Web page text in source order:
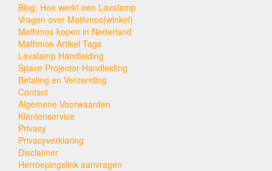
Blog: Hoe werkt een Lavalamp
Vragen over Mathmos(winkel)
Mathmos kopen in Nederland
Mathmos Artikel Tags
Lavalamp Handleiding
Space Projector Handleiding
Betaling en Verzending
Contact
Algemene Voorwaarden
Klantenservice
Privacy
Privacyverklaring
Disclaimer
Herroepingslink aanvragen